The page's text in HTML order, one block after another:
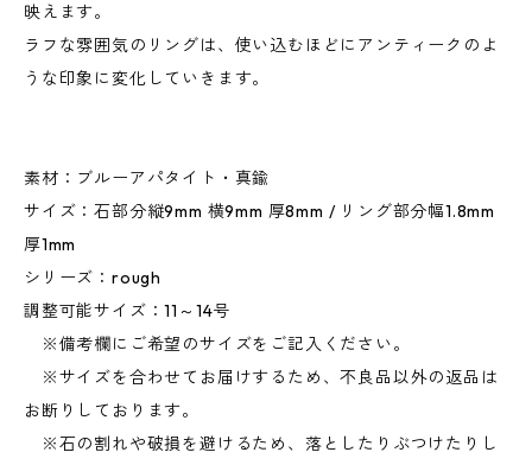
映えます。
ラフな雰囲気のリングは、使い込むほどにアンティークのよ
うな印象に変化していきます。
素材：ブルーアパタイト・真鍮
サイズ：石部分縦9mm 横9mm 厚8mm / リング部分幅1.8mm
厚1mm
シリーズ：rough
調整可能サイズ：11～14号
※備考欄にご希望のサイズをご記入ください。
※サイズを合わせてお届けするため、不良品以外の返品は
お断りしております。
※石の割れや破損を避けるため、落としたりぶつけたりし